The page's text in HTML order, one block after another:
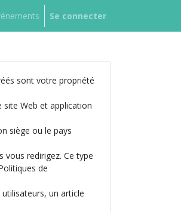
Se connecter
sont votre propriété
Web et application
siège ou le pays
vous redirigez. Ce type
de
un article